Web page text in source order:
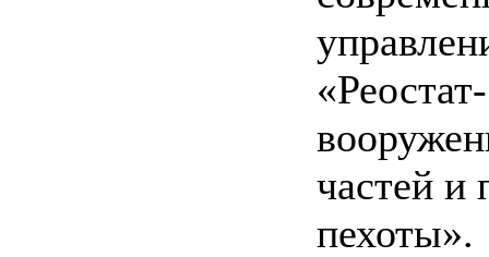
частей и
пехоты».